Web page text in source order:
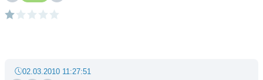
02.03.2010 11:27:51